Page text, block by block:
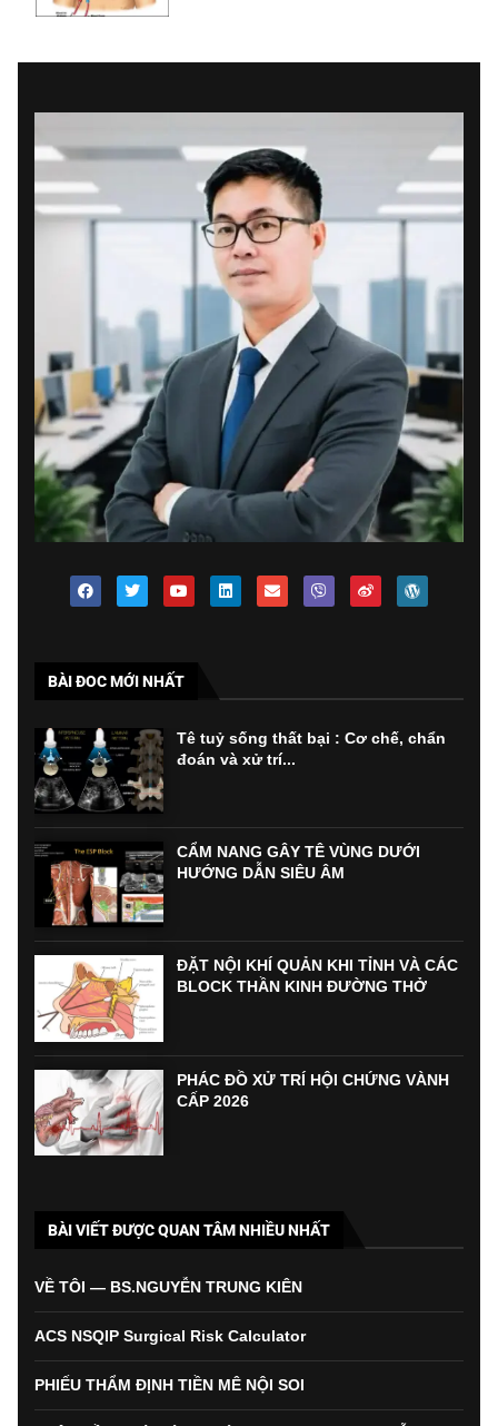
BÀI ĐOC MỚI NHẤT
Tê tuỷ sống thất bại : Cơ chế, chẩn
đoán và xử trí...
CẨM NANG GÂY TÊ VÙNG DƯỚI
HƯỚNG DẪN SIÊU ÂM
ĐẶT NỘI KHÍ QUẢN KHI TỈNH VÀ CÁC
BLOCK THẦN KINH ĐƯỜNG THỞ
PHÁC ĐỒ XỬ TRÍ HỘI CHỨNG VÀNH
CẤP 2026
BÀI VIẾT ĐƯỢC QUAN TÂM NHIỀU NHẤT
VỀ TÔI — BS.NGUYỄN TRUNG KIÊN
ACS NSQIP Surgical Risk Calculator
PHIẾU THẨM ĐỊNH TIỀN MÊ NỘI SOI